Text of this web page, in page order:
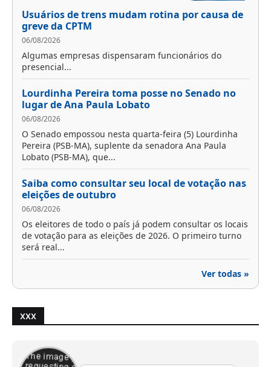
Usuários de trens mudam rotina por causa de
greve da CPTM
06/08/2026
Algumas empresas dispensaram funcionários do
presencial...
Lourdinha Pereira toma posse no Senado no
lugar de Ana Paula Lobato
06/08/2026
O Senado empossou nesta quarta-feira (5) Lourdinha
Pereira (PSB-MA), suplente da senadora Ana Paula
Lobato (PSB-MA), que...
Saiba como consultar seu local de votação nas
eleições de outubro
06/08/2026
Os eleitores de todo o país já podem consultar os locais
de votação para as eleições de 2026. O primeiro turno
será real...
Ver todas »
XXX